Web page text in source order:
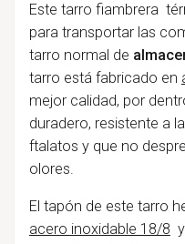
Este tarro fiambrera
para transportar las
tarro normal de
tarro está fabricado en
mejor calidad, por
duradero, resistente a
ftalatos y que no
olores.
El tapón de este tarro
acero inoxidable 18/8